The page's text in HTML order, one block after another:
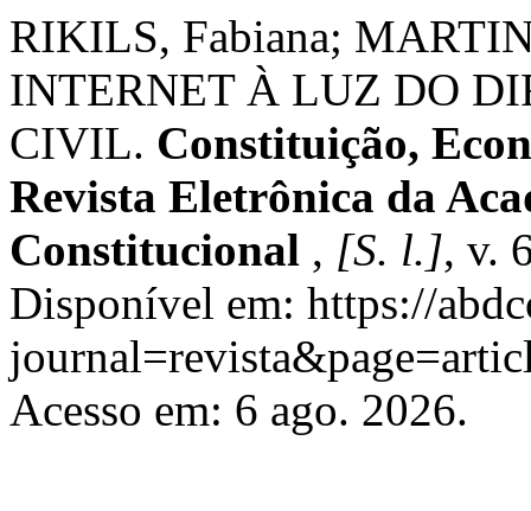
RIKILS, Fabiana;
INTERNET À LUZ DO
CIVIL. Constituição,
Revista Eletrônica da
Constitucional , [S. l.], v.
Disponível em: https://
Acesso em: 6 ago. 2026.